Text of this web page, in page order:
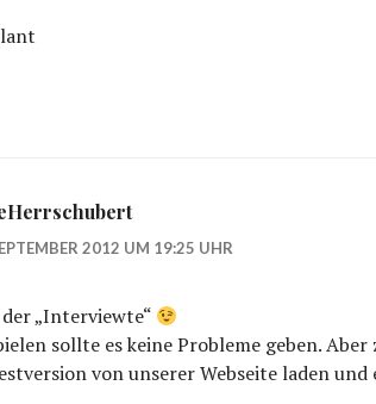
2012 UM 19:25 UHR
„Interviewte“
sollte es keine Probleme geben.
von unserer Webseite laden